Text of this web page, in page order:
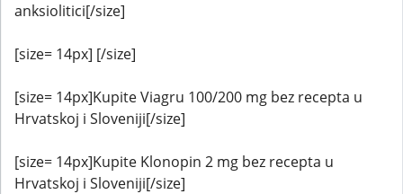
anksiolitici[/size]
[size= 14px] [/size]
[size= 14px]Kupite Viagru 100/200 mg bez recepta u
Hrvatskoj i Sloveniji[/size]
[size= 14px]Kupite Klonopin 2 mg bez recepta u
Hrvatskoj i Sloveniji[/size]